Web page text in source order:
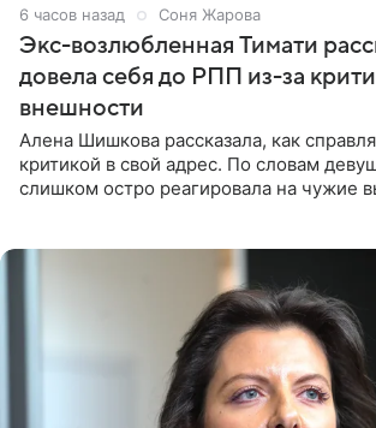
6 часов назад Соня Жарова
Экс-возлюбленная Тимати
довела себя до РПП из-за
внешности
Алена Шишкова рассказала, как
критикой в свой адрес. По словам
слишком остро реагировала на чужие